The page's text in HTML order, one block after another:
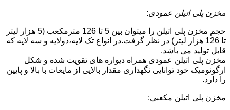
مخزن پلی اتیلن عمودی:
حجم مخزن پلی اتیلن را میتوان بین 5 تا 126 مترمکعب (5 هزار لیتر
تا 126 هزار لیتر) در نظر گرفت.در انواع تک لایه،دولایه و سه لایه که
قابل تولید می باشد.
مخزن پلی اتیلن عمودی همراه دیواره های تقویت شده و شکل
ارگونومیک خود توانایی نگهداری مقدار بالایی از مایعات با بالا و پایین
را دارد.
مخزن پلی اتیلن مکعبی: